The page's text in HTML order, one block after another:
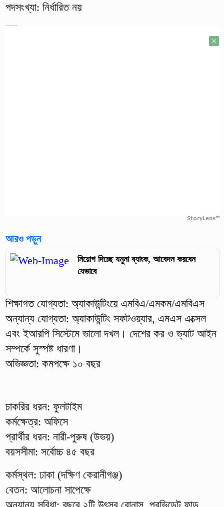
পদসংখ্যা: নির্ধারিত নয়
StoryLens™
আরও পড়ুন
নিয়োগ দিচ্ছে যমুনা ব্যাংক, আবেদন করবেন
যেভাবে
শিক্ষাগত যোগ্যতা: অ্যাকাউন্টিংয়ে এমবিএ/এমকম/এমবিএস
অন্যান্য যোগ্যতা: অ্যাকাউন্টিং সফটওয়্যার, এমএস এক্সেল
এবং ইআরপি সিস্টেমে ভালো দখল। দেশের কর ও ভ্যাট আইন
সম্পর্কে সুস্পষ্ট ধারণা।
অভিজ্ঞতা: কমপক্ষে ১০ বছর
চাকরির ধরন: ফুলটাইম
কর্মক্ষেত্র: অফিসে
প্রার্থীর ধরন: নারী-পুরুষ (উভয়)
বয়সসীমা: সর্বোচ্চ ৪৫ বছর
কর্মস্থল: ঢাকা (দক্ষিণ কেরানীগঞ্জ)
বেতন: আলোচনা সাপেক্ষে